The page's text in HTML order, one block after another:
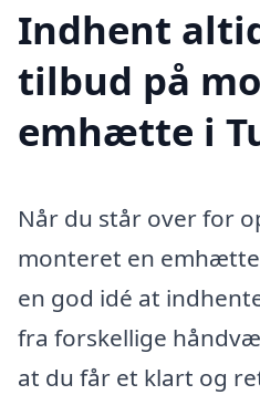
Indhent
tilbud på
emhætte i
Når du står over for
monteret en
en god idé at
fra forskellige
at du får et klart og